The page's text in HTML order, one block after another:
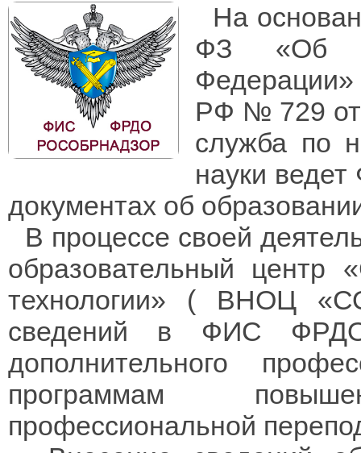
На
ФЗ «Об
Федерации»
РФ № 729 от
служба по
науки
документах об
В процессе своей
образовательный центр
технологии» ( ВНОЦ
сведений в ФИС ФРДО
дополнительного
программам
профессиональной